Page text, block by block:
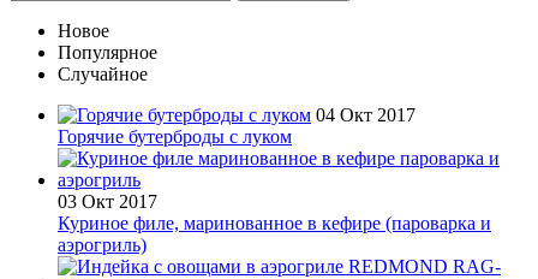
Новое
Популярное
Случайное
04 Окт 2017
Горячие бутерброды с луком
03 Окт 2017
Куриное филе, маринованное в кефире (пароварка и
аэрогриль)